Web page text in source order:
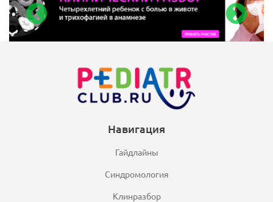
Навигация
Гайдлайны
Синдромология
Клинразбор